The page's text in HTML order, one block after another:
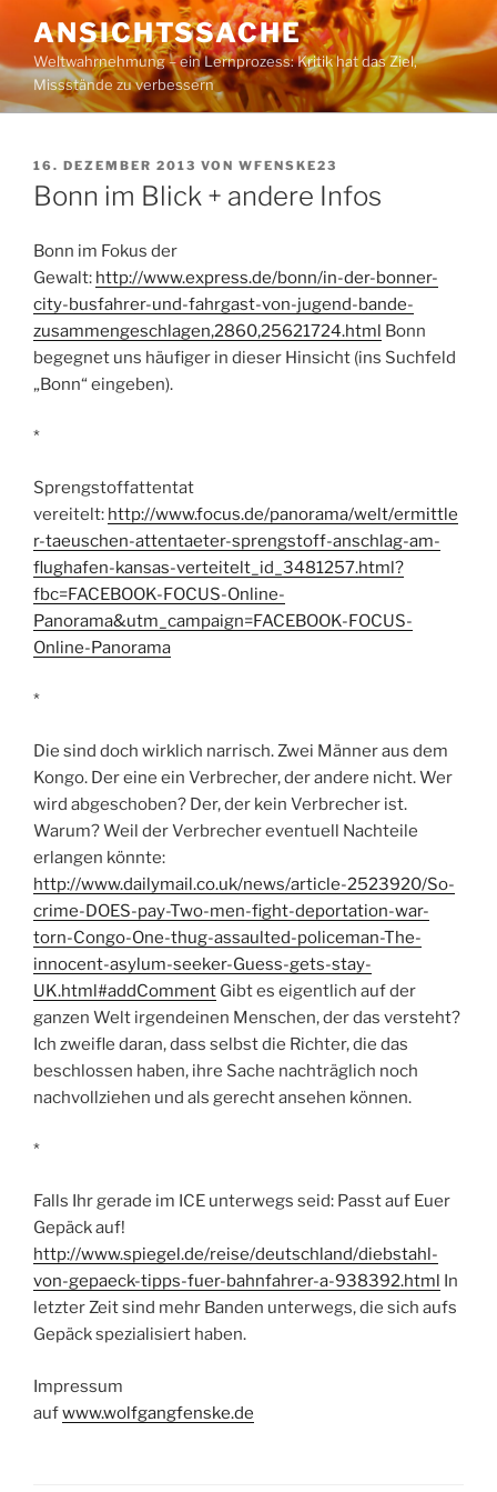
Inhalt
springen
ANSICHTSSACHE
Weltwahrnehmung – ein Lernprozess: Kritik hat das Ziel,
Missstände zu verbessern
VERÖFFENTLICHT
AM
16. DEZEMBER 2013 VON WFENSKE23
Bonn im Blick + andere Infos
Bonn im Fokus der
Gewalt: http://www.express.de/bonn/in-der-bonner-
city-busfahrer-und-fahrgast-von-jugend-bande-
zusammengeschlagen,2860,25621724.html Bonn
begegnet uns häufiger in dieser Hinsicht (ins Suchfeld
„Bonn“ eingeben).
*
Sprengstoffattentat
vereitelt: http://www.focus.de/panorama/welt/ermittle
r-taeuschen-attentaeter-sprengstoff-anschlag-am-
flughafen-kansas-verteitelt_id_3481257.html?
fbc=FACEBOOK-FOCUS-Online-
Panorama&utm_campaign=FACEBOOK-FOCUS-
Online-Panorama
*
Die sind doch wirklich narrisch. Zwei Männer aus dem
Kongo. Der eine ein Verbrecher, der andere nicht. Wer
wird abgeschoben? Der, der kein Verbrecher ist.
Warum? Weil der Verbrecher eventuell Nachteile
erlangen könnte:
http://www.dailymail.co.uk/news/article-2523920/So-
crime-DOES-pay-Two-men-fight-deportation-war-
torn-Congo-One-thug-assaulted-policeman-The-
innocent-asylum-seeker-Guess-gets-stay-
UK.html#addComment Gibt es eigentlich auf der
ganzen Welt irgendeinen Menschen, der das versteht?
Ich zweifle daran, dass selbst die Richter, die das
beschlossen haben, ihre Sache nachträglich noch
nachvollziehen und als gerecht ansehen können.
*
Falls Ihr gerade im ICE unterwegs seid: Passt auf Euer
Gepäck auf!
http://www.spiegel.de/reise/deutschland/diebstahl-
von-gepaeck-tipps-fuer-bahnfahrer-a-938392.html In
letzter Zeit sind mehr Banden unterwegs, die sich aufs
Gepäck spezialisiert haben.
Impressum
aufwww.wolfgangfenske.de